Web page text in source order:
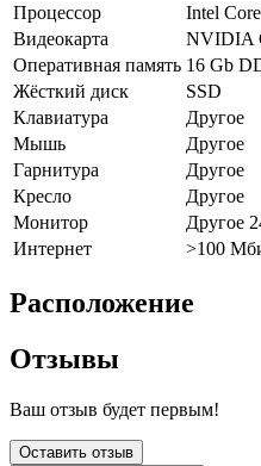
Процессор
Intel
Видеокарта
NVIDIA
Оперативная память 16 Gb
Жёсткий диск
SSD
Клавиатура
Другое
Мышь
Другое
Гарнитура
Другое
Кресло
Другое
Монитор
Другое
Интернет
>100
Расположение
Отзывы
Ваш отзыв будет первым!
Оставить отзыв